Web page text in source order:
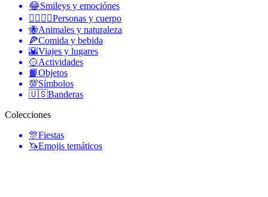
😂Smileys y emociónes
👩‍❤️‍💋‍👨Personas y cuerpo
🐝Animales y naturaleza
🍕Comida y bebida
🌇Viajes y lugares
🥎Actividades
📙Objetos
💯Símbolos
🇺🇸Banderas
Colecciones
🎊Fiestas
🦄Emojis temáticos